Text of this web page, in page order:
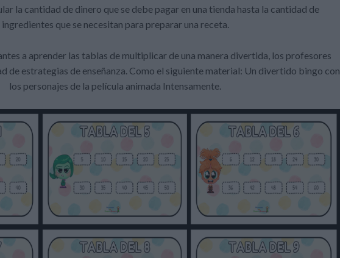
la cantidad de dinero que se debe pagar en una tienda hasta la cantidad de
ingredientes que se necesitan para preparar una receta.
a aprender las tablas de multiplicar de una manera divertida, los profesores
de estrategias de enseñanza. Como el siguiente material: Un divertido bingo con
los personajes de la película animada Intensamente.